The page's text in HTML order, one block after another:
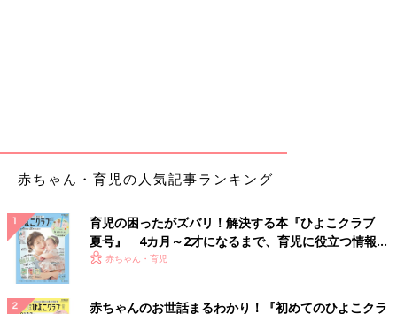
赤ちゃん・育児の人気記事ランキング
育児の困ったがズバリ！解決する本『ひよこクラブ
夏号』 4カ月～2才になるまで、育児に役立つ情報が
いっぱい！
赤ちゃん・育児
赤ちゃんのお世話まるわかり！『初めてのひよこクラ